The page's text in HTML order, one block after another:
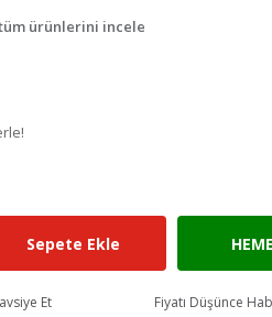
ürünlerini incele
Sepete Ekle
Et Fiyatı Düşünce